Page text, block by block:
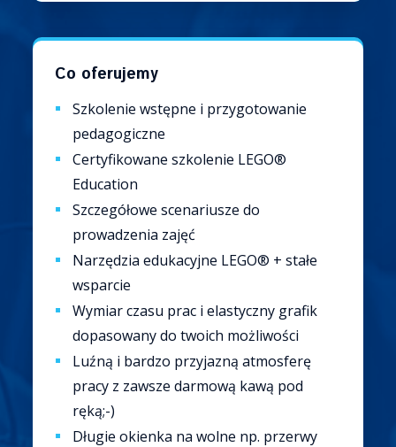
Co oferujemy
Szkolenie wstępne i przygotowanie
pedagogiczne
Certyfikowane szkolenie LEGO®
Education
Szczegółowe scenariusze do
prowadzenia zajęć
Narzędzia edukacyjne LEGO® + stałe
wsparcie
Wymiar czasu prac i elastyczny grafik
dopasowany do twoich możliwości
Luźną i bardzo przyjazną atmosferę
pracy z zawsze darmową kawą pod
ręką;-)
Długie okienka na wolne np. przerwy